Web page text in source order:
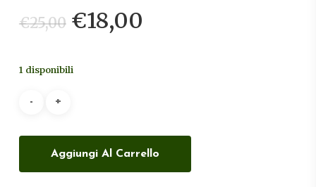
€25,00 Il
prezzo
originale
€18,00
1 disponibili
Aggiungi Al Carrello